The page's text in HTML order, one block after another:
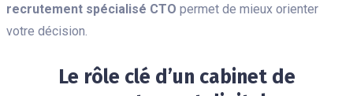
recrutement spécialisé CTO permet de mieux orienter
votre décision.
Le rôle clé d’un cabinet de